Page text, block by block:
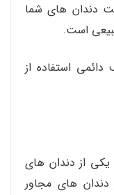
دندان های شما
است.
استفاده از
یکی از دندان های
های مجاور